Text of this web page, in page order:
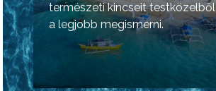
természeti kincseit testközelből
a legjobb megismerni.